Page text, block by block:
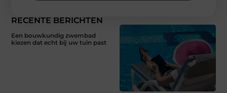
RECENTE BERICHTEN
Een bouwkundig zwembad
kiezen dat echt bij uw tuin past